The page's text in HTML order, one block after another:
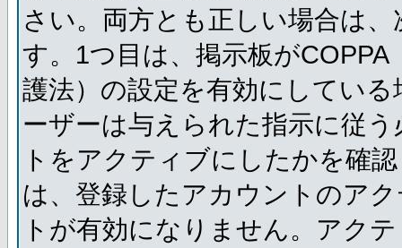
さい。両方とも正しい場合は
す。1つ目は、掲示板が
護法）の設定を有効にしてい
ーザーは与えられた指示に従
トをアクティブにしたかを確
は、登録したアカウントのア
トが有効になりません。アク